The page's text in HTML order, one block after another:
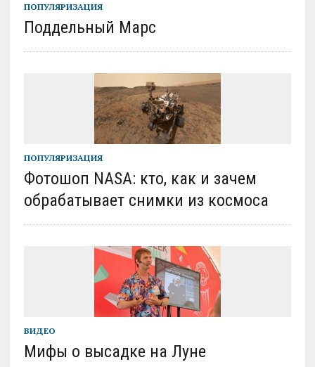
ПОПУЛЯРИЗАЦИЯ
Поддельный Марс
ПОПУЛЯРИЗАЦИЯ
Фотошоп NASA: кто, как и зачем
обрабатывает снимки из космоса
ВИДЕО
Мифы о высадке на Луне